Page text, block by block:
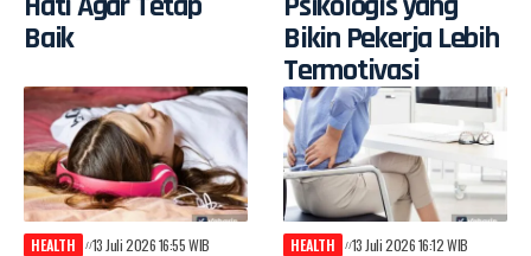
Baik
Bikin Pekerja Lebih
Termotivasi
HEALTH 13 Juli 2026 16:55 WIB HEALTH 13 Juli 2026 16:12 WIB